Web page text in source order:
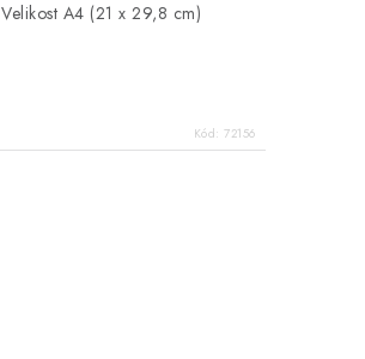
Velikost A4 (21 x 29,8 cm)
Kód:72156